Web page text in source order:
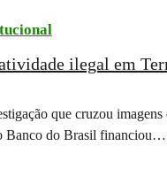
ilegal em
que cruzou
Banco do Brasil financiou…